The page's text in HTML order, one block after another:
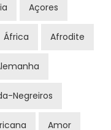
Açores
África Afrodite
Negreiros
Amor